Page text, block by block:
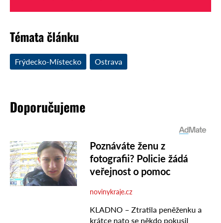
Témata článku
Frýdecko-Místecko Ostrava
Doporučujeme